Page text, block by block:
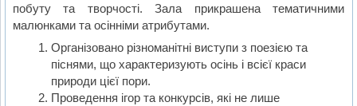
побуту та творчості. Зала прикрашена тематичними
малюнками та осінніми атрибутами.
Організовано різноманітні виступи з поезією та
піснями, що характеризують осінь і всієї краси
природи цієї пори.
Проведення ігор та конкурсів, які не лише